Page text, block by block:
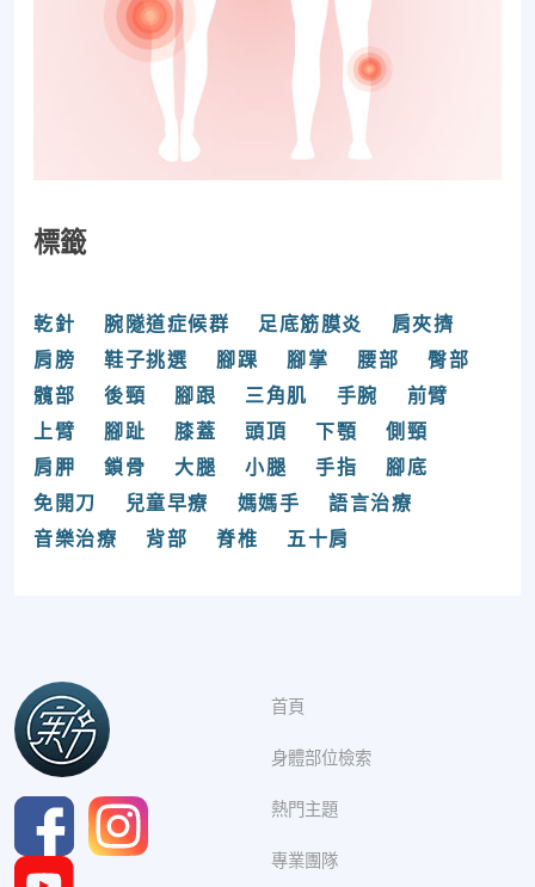
標籤
乾針 腕隧道症候群 足底筋膜炎
肩夾擠
肩膀
鞋子挑選 腳踝 腳掌 腰部
臀部
髖部
後頸 腳跟 三角肌 手腕
前臂
上臂
腳趾 膝蓋 頭頂 下顎
側頸
肩胛
鎖骨 大腿 小腿 手指
腳底
免開刀
兒童早療 媽媽手
語言治療
音樂治療
背部 脊椎 五十肩
首頁
身體部位檢索
熱門主題
專業團隊